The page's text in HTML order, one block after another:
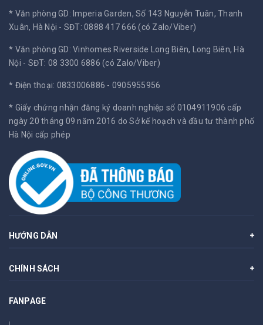
* Văn phòng GD: Imperia Garden, Số 143 Nguyễn Tuân, Thanh
Xuân, Hà Nội - SĐT: 0888 417 666 (có Zalo/Viber)
* Văn phòng GD: Vinhomes Riverside Long Biên, Long Biên, Hà
Nội - SĐT: 08 3300 6886 (có Zalo/Viber)
* Điện thoại: 0833006886 - 0905955956
* Giấy chứng nhận đăng ký doanh nghiệp số 0104911906 cấp
ngày 20 tháng 09 năm 2016 do Sở kế hoạch và đầu tư thành phố
Hà Nội cấp phép
HƯỚNG DẪN
CHÍNH SÁCH
FANPAGE